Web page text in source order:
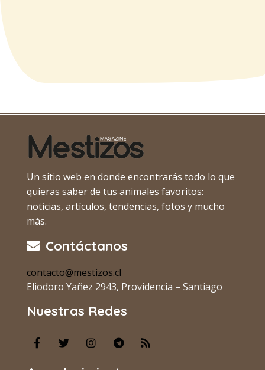
Un sitio web en donde encontrarás todo lo que
quieras saber de tus animales favoritos:
noticias, artículos, tendencias, fotos y mucho
más.
Contáctanos
contacto@mestizos.cl
Eliodoro Yañez 2943, Providencia – Santiago
Nuestras Redes